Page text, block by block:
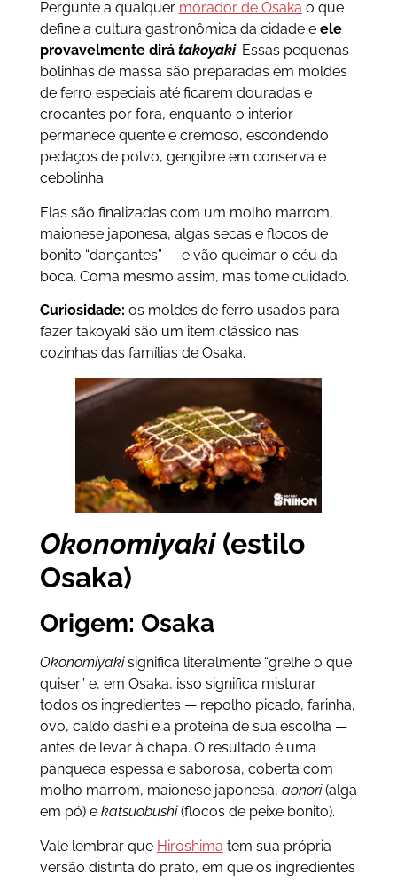
Pergunte a qualquer morador de Osaka o que
define a cultura gastronômica da cidade e ele
provavelmente dirá takoyaki. Essas pequenas
bolinhas de massa são preparadas em moldes
de ferro especiais até ficarem douradas e
crocantes por fora, enquanto o interior
permanece quente e cremoso, escondendo
pedaços de polvo, gengibre em conserva e
cebolinha.
Elas são finalizadas com um molho marrom,
maionese japonesa, algas secas e flocos de
bonito “dançantes” — e vão queimar o céu da
boca. Coma mesmo assim, mas tome cuidado.
Curiosidade: os moldes de ferro usados para
fazer takoyaki são um item clássico nas
cozinhas das famílias de Osaka.
Okonomiyaki (estilo
Osaka)
Origem: Osaka
Okonomiyakisignifica literalmente “grelhe o que
quiser” e, em Osaka, isso significa misturar
todos os ingredientes — repolho picado, farinha,
ovo, caldo dashi e a proteína de sua escolha —
antes de levar à chapa. O resultado é uma
panqueca espessa e saborosa, coberta com
molho marrom, maionese japonesa, aonori(alga
em pó) e katsuobushi(flocos de peixe bonito).
Vale lembrar que Hiroshima tem sua própria
versão distinta do prato, em que os ingredientes